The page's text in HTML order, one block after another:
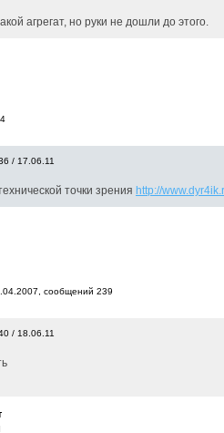
агрегат, но руки не дошли до этого.
/ 17.06.11
точки зрения http://
cообщений 239
/ 18.06.11